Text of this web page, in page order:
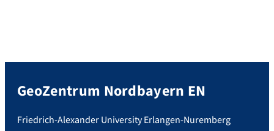
GeoZentrum Nordbayern EN
Friedrich-Alexander University Erlangen-Nuremberg